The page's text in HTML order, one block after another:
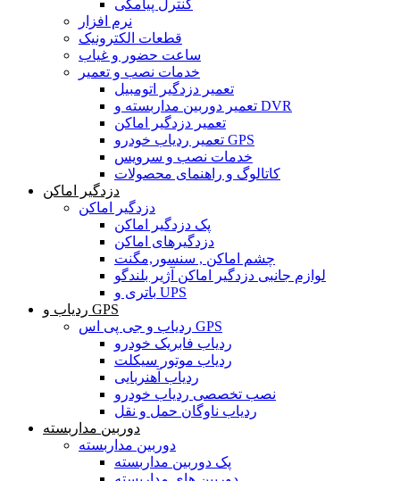
کنترل پیامکی
نرم افزار
قطعات الکترونیک
ساعت حضور و غیاب
خدمات نصب و تعمیر
تعمیر دزدگیر اتومبیل
تعمیر دوربین مداربسته و DVR
تعمیر دزدگیر اماکن
تعمیر ردیاب خودرو GPS
خدمات نصب و سرویس
کاتالوگ و راهنمای محصولات
دزدگیر اماکن
دزدگیر اماکن
پک دزدگیر اماکن
دزدگیرهای اماکن
چشم اماکن , سنسور,مگنت
لوازم جانبی دزدگیر اماکن آژیر بلندگو
باتری و UPS
ردیاب و GPS
ردیاب و جی پی اس GPS
ردیاب فابریک خودرو
ردیاب موتور سیکلت
ردیاب آهنربایی
نصب تخصصی ردیاب خودرو
ردیاب ناوگان حمل و نقل
دوربین مداربسته
دوربین مداربسته
پک دوربین مداربسته